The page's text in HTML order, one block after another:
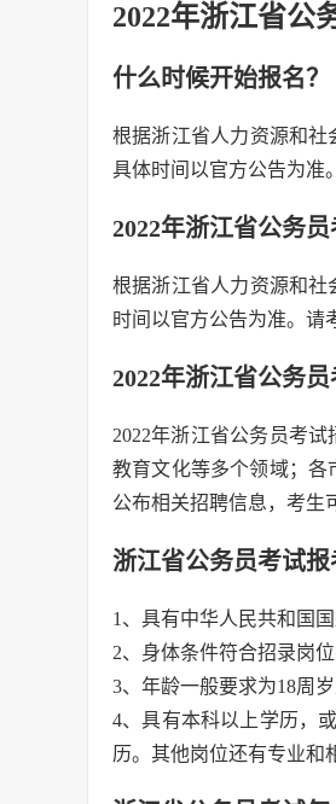
2022年浙江省公
什么时候开始报名？
根据浙江省人力资源和社
具体时间以官方公告为准
2022年浙江省公务
根据浙江省人力资源和社
时间以官方公告为准。请
2022年浙江省公务
2022年浙江省公务员考
教育文化等多个领域；
公布相关招聘信息，考生
浙江省公务员考试报
1、具有中华人民共和国
2、身体条件符合招录岗位
3、年龄一般要求为18周
4、具有本科以上学历，
历。其他岗位还有专业和